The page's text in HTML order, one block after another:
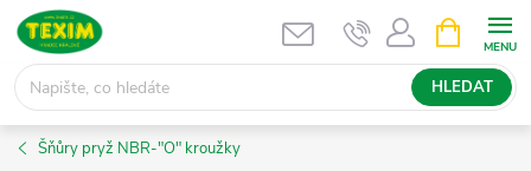
Přejít
obsah
HLEDAT
NÁKUPNÍ
KOŠÍK
Šňůry pryž NBR-"O" kroužky